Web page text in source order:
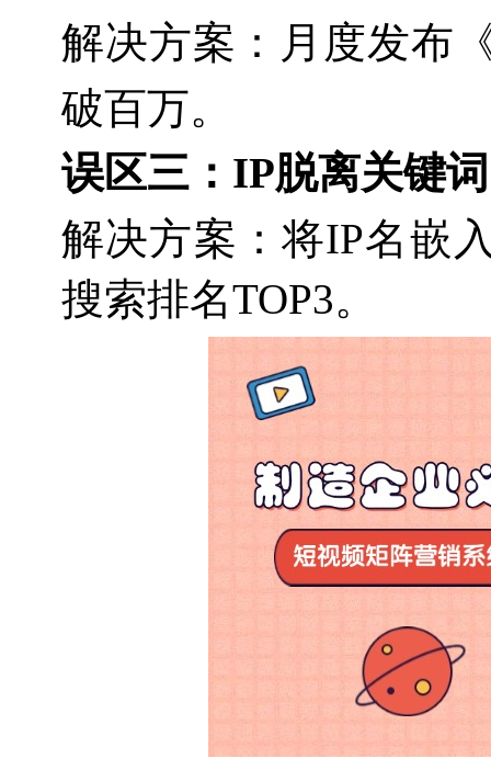
解决方案 ：月度发布
破百万。
误区三： IP脱离关键词
解决方案 ：将IP名嵌
搜索排名TOP3。